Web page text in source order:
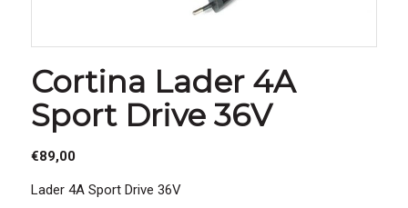
Cortina Lader 4A
Sport Drive 36V
€89,00
Lader 4A Sport Drive 36V